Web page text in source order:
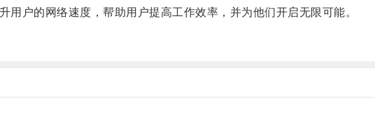
户的网络速度，帮助用户提高工作效率，并为他们开启无限可能。